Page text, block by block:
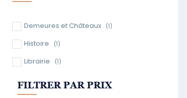
Demeures et Châteaux (1)
Histoire (1)
Librairie (1)
FILTRER PAR PRIX